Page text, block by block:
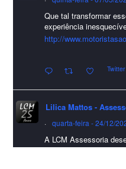
A Abrafas - Associação
Sintéticas foi destaque na
incertezas do mercado global".
Confira detalhes 🗞📰📈
#sustentabilidade
#IndústriaTêxtil
Foto
Que tal transformar
experiência
http://
Twitter
Lilica Mattos -
·
quarta-feira - 24/12/
A LCM Assessoria
2026 repleto de